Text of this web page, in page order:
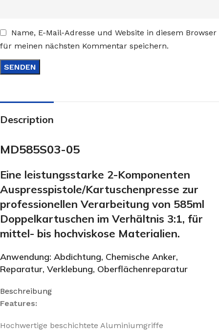
Name, E-Mail-Adresse und Website in diesem Browser
für meinen nächsten Kommentar speichern.
Description
MD585S03-05
Eine leistungsstarke 2-Komponenten
Auspresspistole/Kartuschenpresse zur
professionellen Verarbeitung von 585ml
Doppelkartuschen im Verhältnis 3:1, für
mittel- bis hochviskose Materialien.
Anwendung: Abdichtung, Chemische Anker,
Reparatur, Verklebung, Oberflächenreparatur
Beschreibung
Features:
Hochwertige beschichtete Aluminiumgriffe